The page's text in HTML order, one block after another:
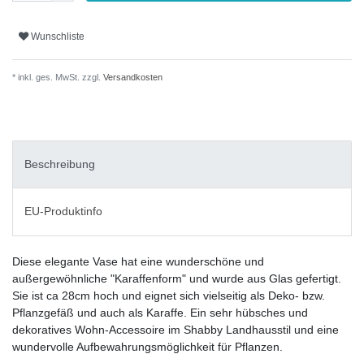
Wunschliste
* inkl. ges. MwSt. zzgl. Versandkosten
Beschreibung
EU-Produktinfo
Diese elegante Vase hat eine wunderschöne und
außergewöhnliche "Karaffenform" und wurde aus Glas gefertigt.
Sie ist ca 28cm hoch und eignet sich vielseitig als Deko- bzw.
Pflanzgefäß und auch als Karaffe. Ein sehr hübsches und
dekoratives Wohn-Accessoire im Shabby Landhausstil und eine
wundervolle Aufbewahrungsmöglichkeit für Pflanzen.